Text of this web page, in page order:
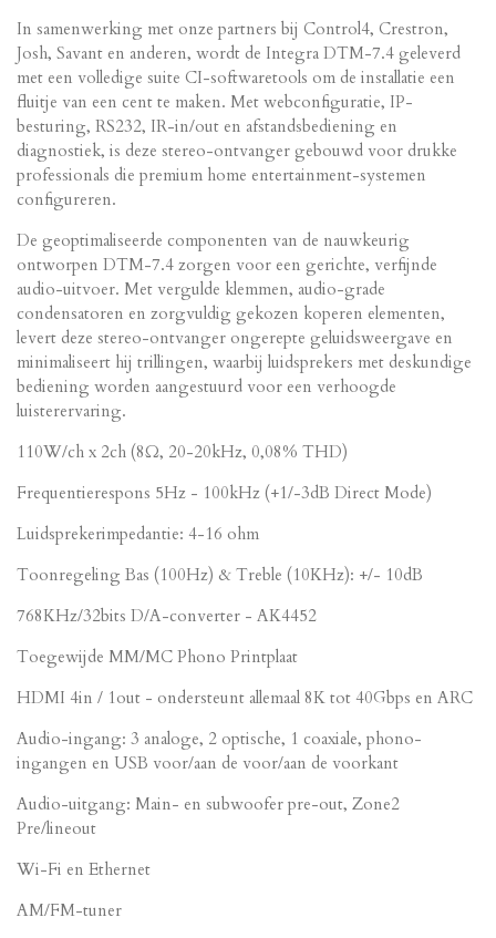
In samenwerking met onze partners bij Control4, Crestron,
Josh, Savant en anderen, wordt de Integra DTM-7.4 geleverd
met een volledige suite CI-softwaretools om de installatie een
fluitje van een cent te maken. Met webconfiguratie, IP-
besturing, RS232, IR-in/out en afstandsbediening en
diagnostiek, is deze stereo-ontvanger gebouwd voor drukke
professionals die premium home entertainment-systemen
configureren.
De geoptimaliseerde componenten van de nauwkeurig
ontworpen DTM-7.4 zorgen voor een gerichte, verfijnde
audio-uitvoer. Met vergulde klemmen, audio-grade
condensatoren en zorgvuldig gekozen koperen elementen,
levert deze stereo-ontvanger ongerepte geluidsweergave en
minimaliseert hij trillingen, waarbij luidsprekers met deskundige
bediening worden aangestuurd voor een verhoogde
luisterervaring.
110W/ch x 2ch (8Ω, 20-20kHz, 0,08% THD)
Frequentierespons 5Hz - 100kHz (+1/-3dB Direct Mode)
Luidsprekerimpedantie: 4-16 ohm
Toonregeling Bas (100Hz) & Treble (10KHz): +/- 10dB
768KHz/32bits D/A-converter - AK4452
Toegewijde MM/MC Phono Printplaat
HDMI 4in / 1out - ondersteunt allemaal 8K tot 40Gbps en ARC
Audio-ingang: 3 analoge, 2 optische, 1 coaxiale, phono-
ingangen en USB voor/aan de voor/aan de voorkant
Audio-uitgang: Main- en subwoofer pre-out, Zone2
Pre/lineout
Wi-Fi en Ethernet
AM/FM-tuner